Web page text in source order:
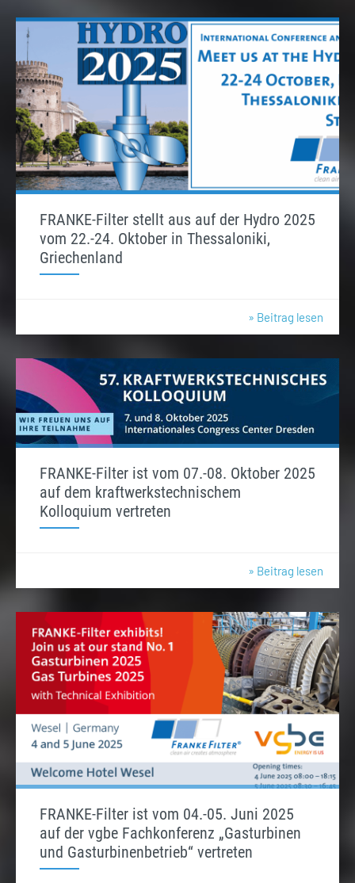
FRANKE-Filter stellt aus auf der Hydro 2025
vom 22.-24. Oktober in Thessaloniki,
Griechenland
» Beitrag lesen
FRANKE-Filter ist vom 07.-08. Oktober 2025
auf dem kraftwerkstechnischem
Kolloquium vertreten
» Beitrag lesen
FRANKE-Filter ist vom 04.-05. Juni 2025
auf der vgbe Fachkonferenz „Gasturbinen
und Gasturbinenbetrieb“ vertreten